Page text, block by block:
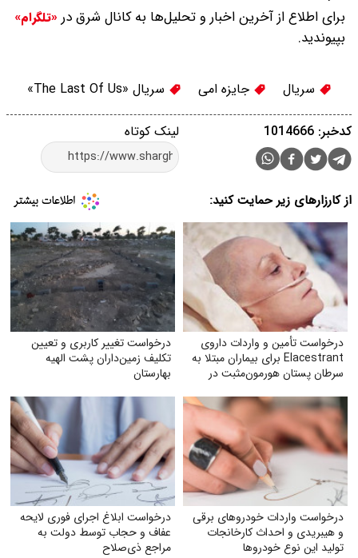
برای اطلاع از آخرین اخبار و تحلیل‌ها به کانال شرق در «تلگرام»
بپیوندید.
سریال جایزه امی سریال «The Last Of Us»
لینک کوتاه کدخبر: 1014666
از کارزارهای زیر حمایت کنید:
درخواست تأمین و واردات داروی
Elacestrant برای بیماران مبتلا به
سرطان پستان هورمون‌مثبت در
درخواست تغییر کاربری و تعیین‌
تکلیف زمین‌داران پشت الهیه
بهارستان
درخواست واردات خودروهای برقی
و هیبریدی و احداث کارخانجات
تولید این نوع خودروها
درخواست ابلاغ اجرای فوری لایحه
عفاف و حجاب توسط دولت به
مراجع ذی‌صلاح